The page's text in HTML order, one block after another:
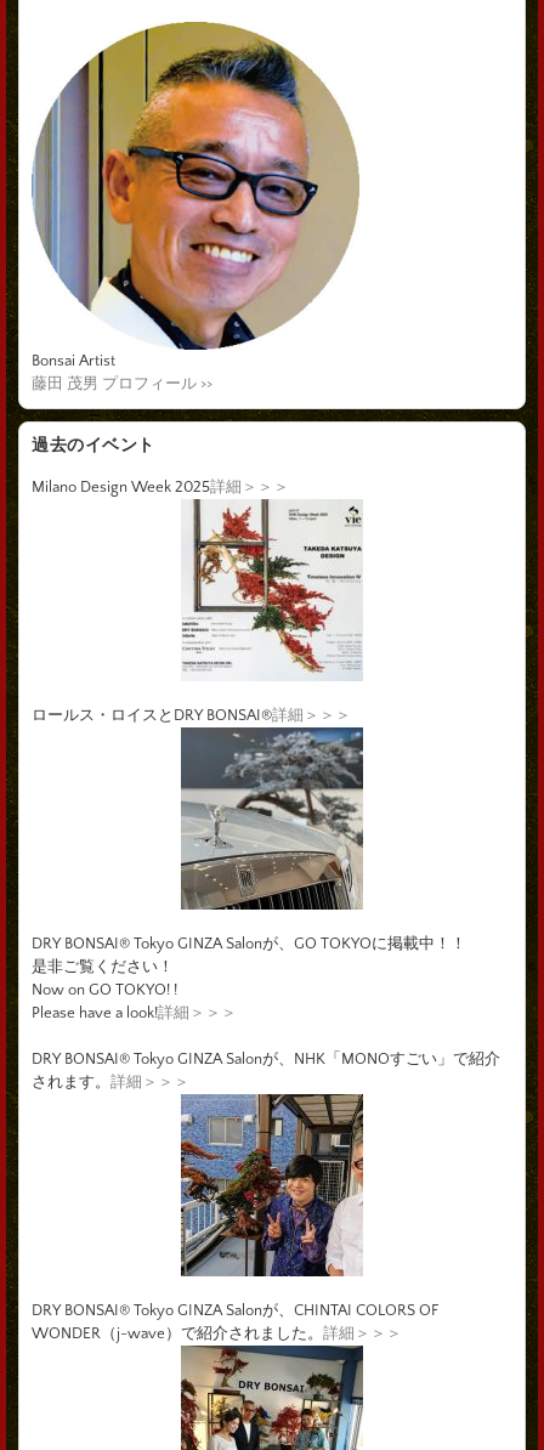
Bonsai Artist
藤田 茂男 プロフィール >>
過去のイベント
Milano Design Week 2025詳細＞＞＞
ロールス・ロイスとDRY BONSAI®詳細＞＞＞
DRY BONSAI® Tokyo GINZA Salonが、GO TOKYOに掲載中！！
是非ご覧ください！
Now on GO TOKYO! !
Please have a look!詳細＞＞＞
DRY BONSAI® Tokyo GINZA Salonが、NHK「MONOすごい」で紹介
されます。 詳細＞＞＞
DRY BONSAI® Tokyo GINZA Salonが、CHINTAI COLORS OF
WONDER（j-wave）で紹介されました。 詳細＞＞＞